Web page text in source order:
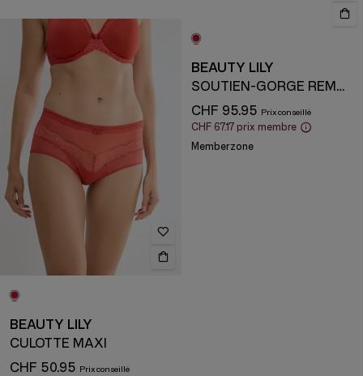
BEAUTY LILY
CULOTTE MAXI
CHF 50.95
BEAUTY LILY
SOUTIEN-GORGE REMBOURRÉ AVEC ARMATURE
CHF 95.95
CHF 67.17 prix membre
Memberzone